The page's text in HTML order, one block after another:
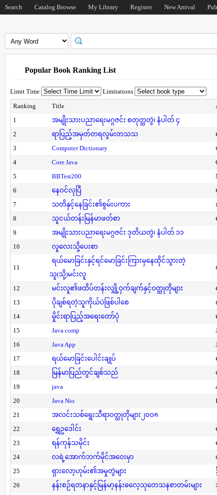
Search Catalog Browse My Library Register New Arrival
Popular Book Ranking List
Limit Time
Limitations
Ranking
Title
1
အမျိုးသားပညာရေးမဂ္ဂဇင်း စတုတ္ထတွဲ၊ နံပါတ် ၄
2
ရာပြည့်အမှတ်တရလွမ်းတသသ
3
Computer Dictionary
4
Core Java
5
BBTest200
6
နေဝင်လုပြီ
7
သတိနှင့်နေခြင်း၏စွမ်းပကား
8
သူငယ်တန်းမြန်မာဖတ်စာ
9
အမျိုးသားပညာရေးမဂ္ဂဇင်း ဒုတိယတွဲ၊ နံပါတ် ၁၁
10
လူလေးသို့ပေးစာ
11
ရယ်မောခြင်းနှင့်ရင်မောခြင်းကြားမှနေထိုင်သွားတဲ့
သူ(သို့)မင်းလူ
12 မင်းလူ၏ဖထိပ်တန်းလျှို့ဝှက်ချက်နှင့်ဝတ္ထုတိုများ
13
ပိုချစ်ရတဲ့သူကိုယ်ပဲဖြစ်ပါစေ
14
မှိုင်းရာပြည့်အရေးတော်ပုံ
15
Java comp
16
Java App
17
ရယ်မောခြင်းပေါင်းချုပ်
18
မြန်မာပြည်တွင်ချစ်သည်
19
java
20
Java Nio
21
အလင်းသစ်ရွေးသီရာဝတ္ထုတိုများ၂၀၀၈
22
ရွှေဥဒေါင်း
23
ရန်ကုန်သမိုင်း
24
လရဲ့အောက်ဘက်မိုင်အဝေးမှာ
25
ရှားလော့ဟုမ်း၏အမှုတွဲများ
26
နန်းစဉ်ရတနာနှင့်မြန်မာ့နန်းဓလေ့သုတေသနစာတမ်းများ